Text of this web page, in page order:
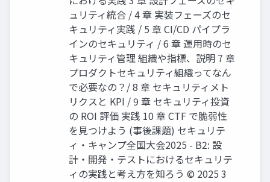
ュリティ統合 / 4 章 実装フェーズのセ
キュリティ実践 / 5 章 CI/CD パイプラ
インのセキュリティ / 6 章 運用時のセ
キュリティ管理 組織や指標、説明 7 章
プロダクトセキュリティ組織ってなん
で必要なの？/ 8 章 セキュリティメト
リクスと KPI / 9 章 セキュリティ投資
の ROI 評価 実践 10 章 CTF で脆弱性
を見つけよう (事後課題) セキュリテ
ィ・キャンプ全国大会2025 - B2: 設
計・開発・テストにおけるセキュリテ
ィの実践と考え方を知ろう © 2025 3